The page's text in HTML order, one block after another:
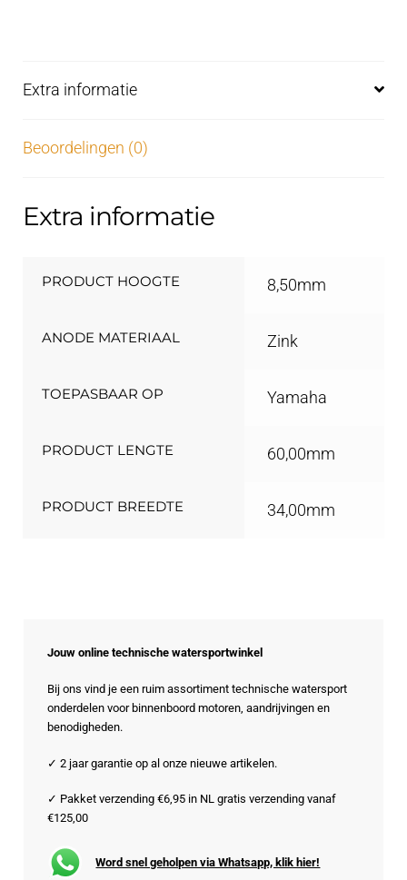
Extra informatie
Beoordelingen (0)
Extra informatie
PRODUCT HOOGTE 8,50mm
ANODE MATERIAAL Zink
TOEPASBAAR OP Yamaha
PRODUCT LENGTE 60,00mm
PRODUCT BREEDTE 34,00mm
Jouw online technische watersportwinkel
Bij ons vind je een ruim assortiment technische watersport
onderdelen voor binnenboord motoren, aandrijvingen en
benodigheden.
✓ 2 jaar garantie op al onze nieuwe artikelen.
✓ Pakket verzending €6,95 in NL gratis verzending vanaf
€125,00
Word snel geholpen via Whatsapp, klik hier!